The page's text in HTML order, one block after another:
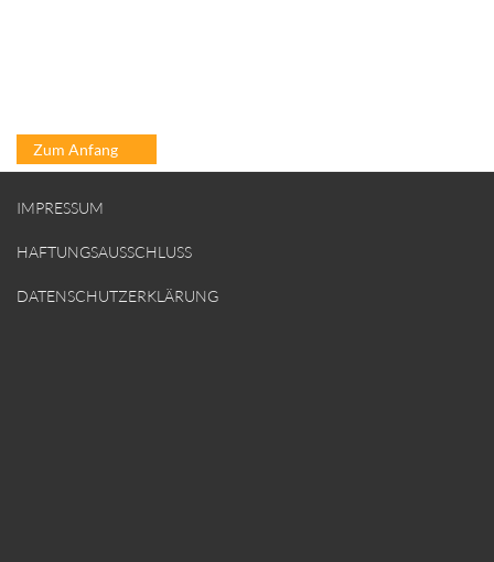
Zum Anfang
IMPRESSUM
HAFTUNGSAUSSCHLUSS
DATENSCHUTZERKLÄRUNG